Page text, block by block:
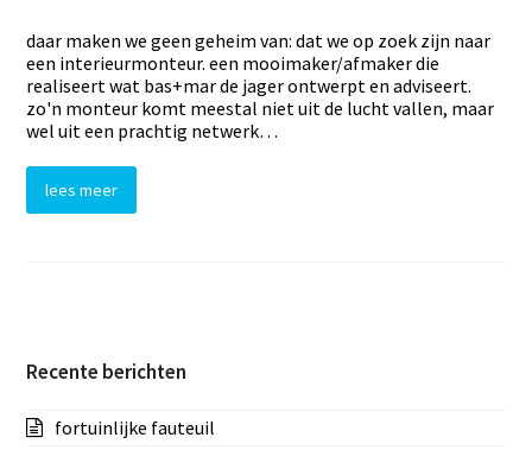
daar maken we geen geheim van: dat we op zoek zijn naar
een interieurmonteur. een mooimaker/afmaker die
realiseert wat bas+mar de jager ontwerpt en adviseert.
zo'n monteur komt meestal niet uit de lucht vallen, maar
wel uit een prachtig netwerk…
lees meer
Recente berichten
fortuinlijke fauteuil